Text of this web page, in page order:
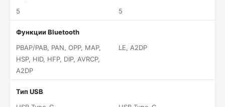
5
5
Функции Bluetooth
PBAP/PAB, PAN, OPP, MAP,
HSP, HID, HFP, DIP, AVRCP,
A2DP
LE, A2DP
Тип USB